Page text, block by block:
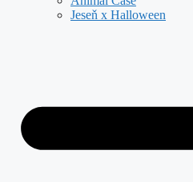
Jeseň x Halloween